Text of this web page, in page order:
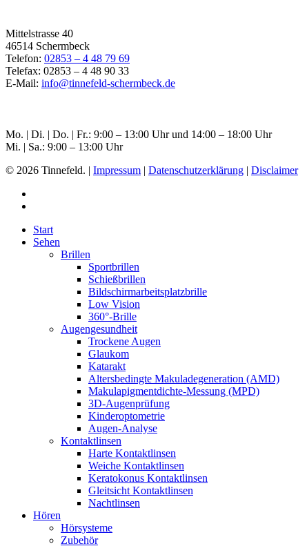
Mittelstrasse 40
46514 Schermbeck
Telefon: 02853 – 4 48 79 69
Telefax: 02853 – 4 48 90 33
E-Mail: info@tinnefeld-schermbeck.de
Mo. | Di. | Do. | Fr.: 9:00 – 13:00 Uhr und 14:00 – 18:00 Uhr
Mi. | Sa.: 9:00 – 13:00 Uhr
© 2026 Tinnefeld. | Impressum | Datenschutzerklärung | Disclaimer
Start
Sehen
Brillen
Sportbrillen
Schießbrillen
Bildschirmarbeitsplatzbrille
Low Vision
360°-Brille
Augengesundheit
Trockene Augen
Glaukom
Katarakt
Altersbedingte Makuladegeneration (AMD)
Makulapigmentdichte-Messung (MPD)
3D-Augenprüfung
Kinderoptometrie
Augen-Analyse
Kontaktlinsen
Harte Kontaktlinsen
Weiche Kontaktlinsen
Keratokonus Kontaktlinsen
Gleitsicht Kontaktlinsen
Nachtlinsen
Hören
Hörsysteme
Zubehör